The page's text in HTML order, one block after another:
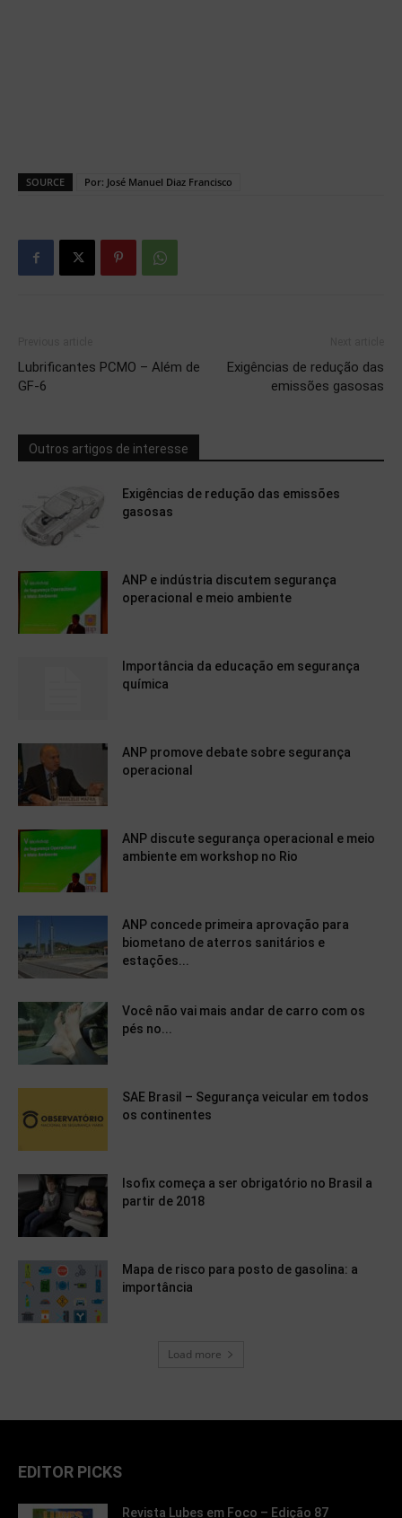
SOURCE Por: José Manuel Diaz Francisco
Lubrificantes PCMO – Além de
GF-6
Exigências de redução das
emissões gasosas
Outros artigos de interesse
Exigências de redução das emissões
gasosas
ANP e indústria discutem segurança
operacional e meio ambiente
Importância da educação em segurança
química
ANP promove debate sobre segurança
operacional
ANP discute segurança operacional e meio
ambiente em workshop no Rio
ANP concede primeira aprovação para
biometano de aterros sanitários e
estações...
Você não vai mais andar de carro com os
pés no...
SAE Brasil – Segurança veicular em todos
os continentes
Isofix começa a ser obrigatório no Brasil a
partir de 2018
Mapa de risco para posto de gasolina: a
importância
Load more
EDITOR PICKS
Revista Lubes em Foco – Edição 87